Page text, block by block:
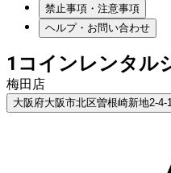
禁止事項・注意事項
ヘルプ・お問い合わせ
1コインレンタル
梅田店
大阪府大阪市北区曽根崎新地2-4-